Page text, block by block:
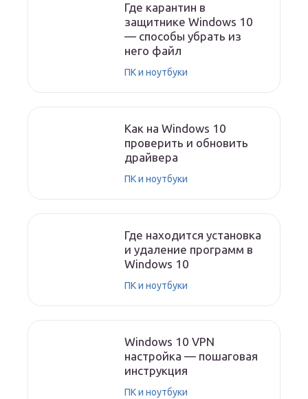
Где карантин в
защитнике Windows 10
— способы убрать из
него файл
ПК и ноутбуки
Как на Windows 10
проверить и обновить
драйвера
ПК и ноутбуки
Где находится установка
и удаление программ в
Windows 10
ПК и ноутбуки
Windows 10 VPN
настройка — пошаговая
инструкция
ПК и ноутбуки